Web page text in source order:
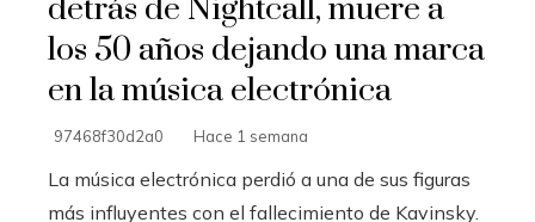
detrás de Nightcall, muere a
los 50 años dejando una marca
en la música electrónica
97468f30d2a0 Hace 1 semana
La música electrónica perdió a una de sus figuras
más influyentes con el fallecimiento de Kavinsky.